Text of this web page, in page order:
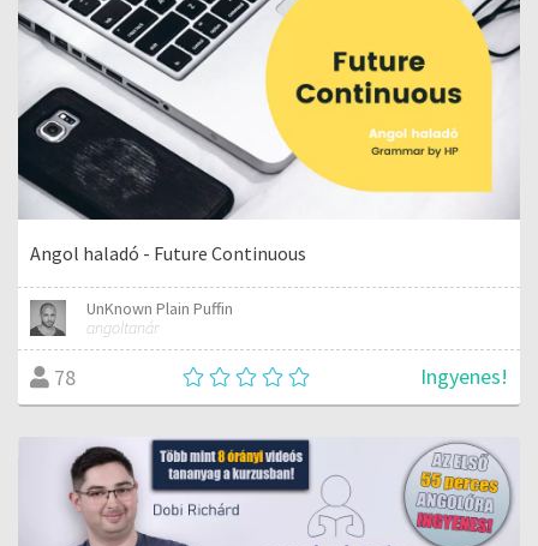
Angol haladó - Future Continuous
UnKnown Plain Puffin
angoltanár
78 Ingyenes!